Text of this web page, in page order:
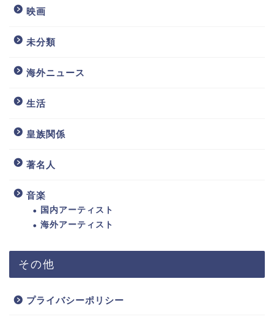
映画
未分類
海外ニュース
生活
皇族関係
著名人
音楽
国内アーティスト
海外アーティスト
その他
プライバシーポリシー